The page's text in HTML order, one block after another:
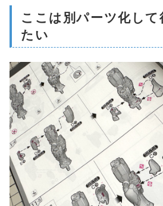
ここは別パーツ化して
たい